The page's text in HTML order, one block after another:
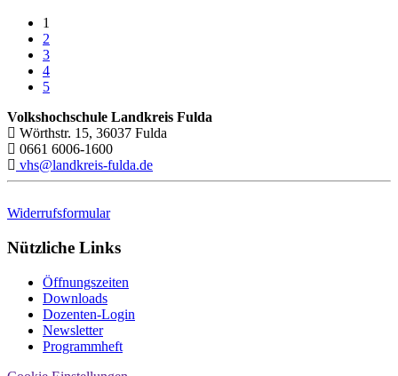
1
2
3
4
5
Volkshochschule Landkreis Fulda
Wörthstr. 15, 36037 Fulda
0661 6006-1600
vhs@landkreis-fulda.de
Widerrufsformular
Nützliche Links
Öffnungszeiten
Downloads
Dozenten-Login
Newsletter
Programmheft